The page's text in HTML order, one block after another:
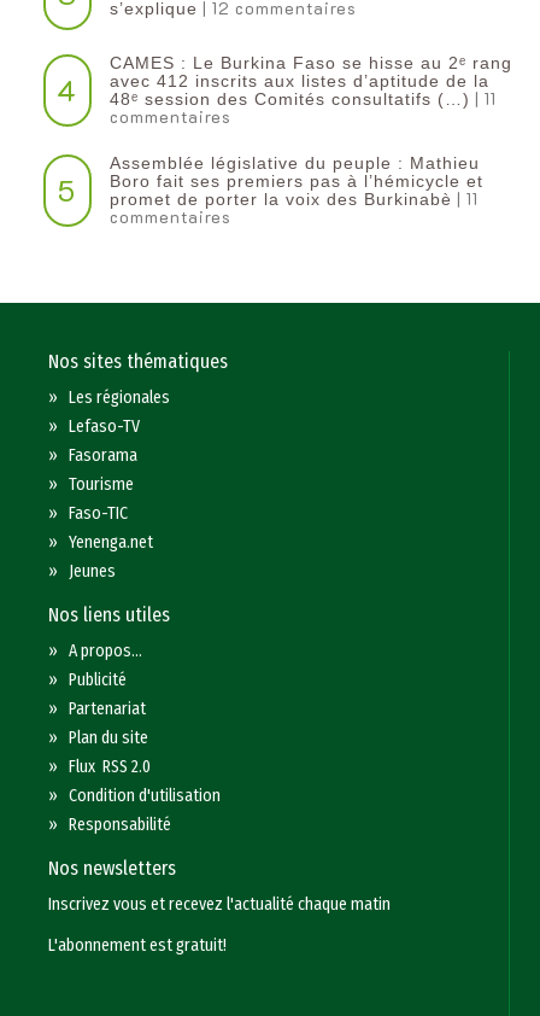
s’explique | 12 commentaires
4
CAMES : Le Burkina Faso se hisse au 2ᵉ rang
avec 412 inscrits aux listes d’aptitude de la
48ᵉ session des Comités consultatifs (…) | 11
commentaires
5
Assemblée législative du peuple : Mathieu
Boro fait ses premiers pas à l’hémicycle et
promet de porter la voix des Burkinabè | 11
commentaires
Nos sites thématiques
»Les régionales
»Lefaso-TV
»Fasorama
»Tourisme
»Faso-TIC
»Yenenga.net
» Jeunes
Nos liens utiles
»A propos...
»Publicité
»Partenariat
»Plan du site
»Flux RSS 2.0
»Condition d'utilisation
»Responsabilité
Nos newsletters
Inscrivez vous et recevez l'actualité chaque matin
L'abonnement est gratuit!